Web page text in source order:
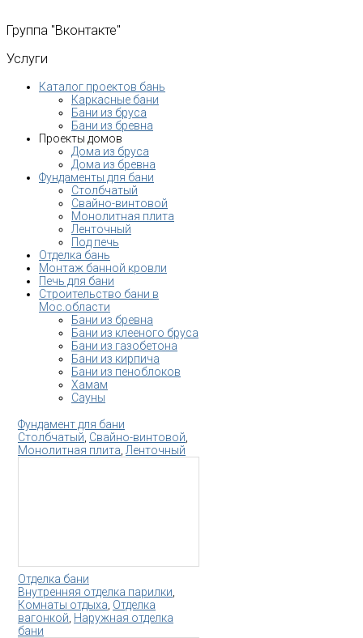
Группа "Вконтакте"
Услуги
Каталог проектов бань
Каркасные бани
Бани из бруса
Бани из бревна
Проекты домов
Дома из бруса
Дома из бревна
Фундаменты для бани
Столбчатый
Свайно-винтовой
Монолитная плита
Ленточный
Под печь
Отделка бань
Монтаж банной кровли
Печь для бани
Строительство бани в
Мос.области
Бани из бревна
Бани из клееного бруса
Бани из газобетона
Бани из кирпича
Бани из пеноблоков
Хамам
Сауны
Фундамент для бани
Столбчатый Свайно-винтовой
Монолитная плита Ленточный
Отделка бани
Внутренняя отделка парилки
Комнаты отдыха Отделка
вагонкой Наружная отделка
бани